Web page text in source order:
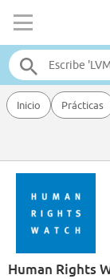
Inicio Prácticas
Human Rights